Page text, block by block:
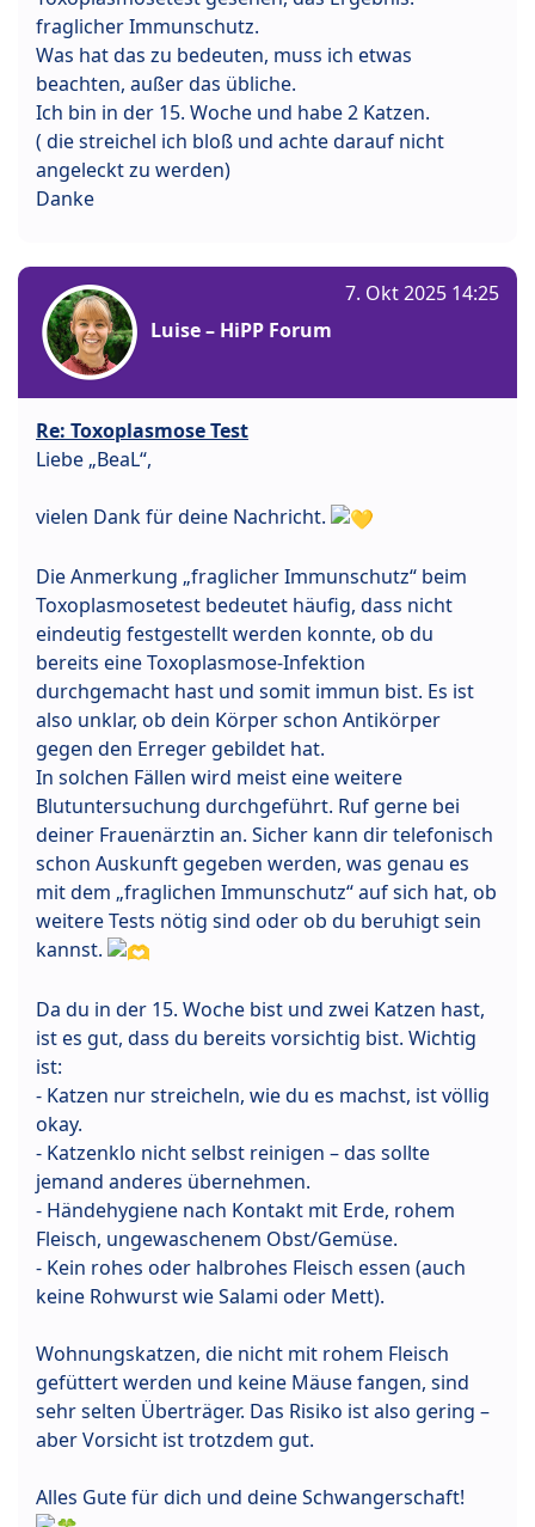
fraglicher Immunschutz.
Was hat das zu bedeuten, muss ich etwas
beachten, außer das übliche.
Ich bin in der 15. Woche und habe 2 Katzen.
( die streichel ich bloß und achte darauf nicht
angeleckt zu werden)
Danke
Luise – HiPP Forum
7. Okt 2025 14:25
Re: Toxoplasmose Test
Liebe „BeaL“,
vielen Dank für deine Nachricht.
Die Anmerkung „fraglicher Immunschutz“ beim
Toxoplasmosetest bedeutet häufig, dass nicht
eindeutig festgestellt werden konnte, ob du
bereits eine Toxoplasmose-Infektion
durchgemacht hast und somit immun bist. Es ist
also unklar, ob dein Körper schon Antikörper
gegen den Erreger gebildet hat.
In solchen Fällen wird meist eine weitere
Blutuntersuchung durchgeführt. Ruf gerne bei
deiner Frauenärztin an. Sicher kann dir telefonisch
schon Auskunft gegeben werden, was genau es
mit dem „fraglichen Immunschutz“ auf sich hat, ob
weitere Tests nötig sind oder ob du beruhigt sein
kannst.
Da du in der 15. Woche bist und zwei Katzen hast,
ist es gut, dass du bereits vorsichtig bist. Wichtig
ist:
- Katzen nur streicheln, wie du es machst, ist völlig
okay.
- Katzenklo nicht selbst reinigen – das sollte
jemand anderes übernehmen.
- Händehygiene nach Kontakt mit Erde, rohem
Fleisch, ungewaschenem Obst/Gemüse.
- Kein rohes oder halbrohes Fleisch essen (auch
keine Rohwurst wie Salami oder Mett).
Wohnungskatzen, die nicht mit rohem Fleisch
gefüttert werden und keine Mäuse fangen, sind
sehr selten Überträger. Das Risiko ist also gering –
aber Vorsicht ist trotzdem gut.
Alles Gute für dich und deine Schwangerschaft!